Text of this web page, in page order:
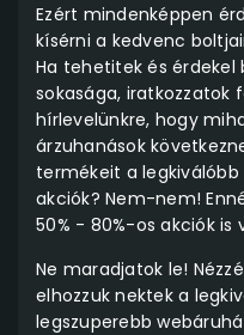
Ezért mindenképpen
kísérni a kedvenc
Ha tehetitek és
sokasága, iratkozzatok
hírlevelünkre, hogy
árzuhanások
termékeit a legkiválóbb
akciók? Nem-nem!
50% - 80%-os akciók is
Ne maradjatok le!
elhozzuk nektek a
legszuperebb